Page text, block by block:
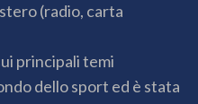
(radio, carta
principali temi
dello sport ed è stata